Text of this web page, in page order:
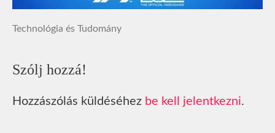
Technológia és Tudomány
Szólj hozzá!
Hozzászólás küldéséhez be kell jelentkezni.